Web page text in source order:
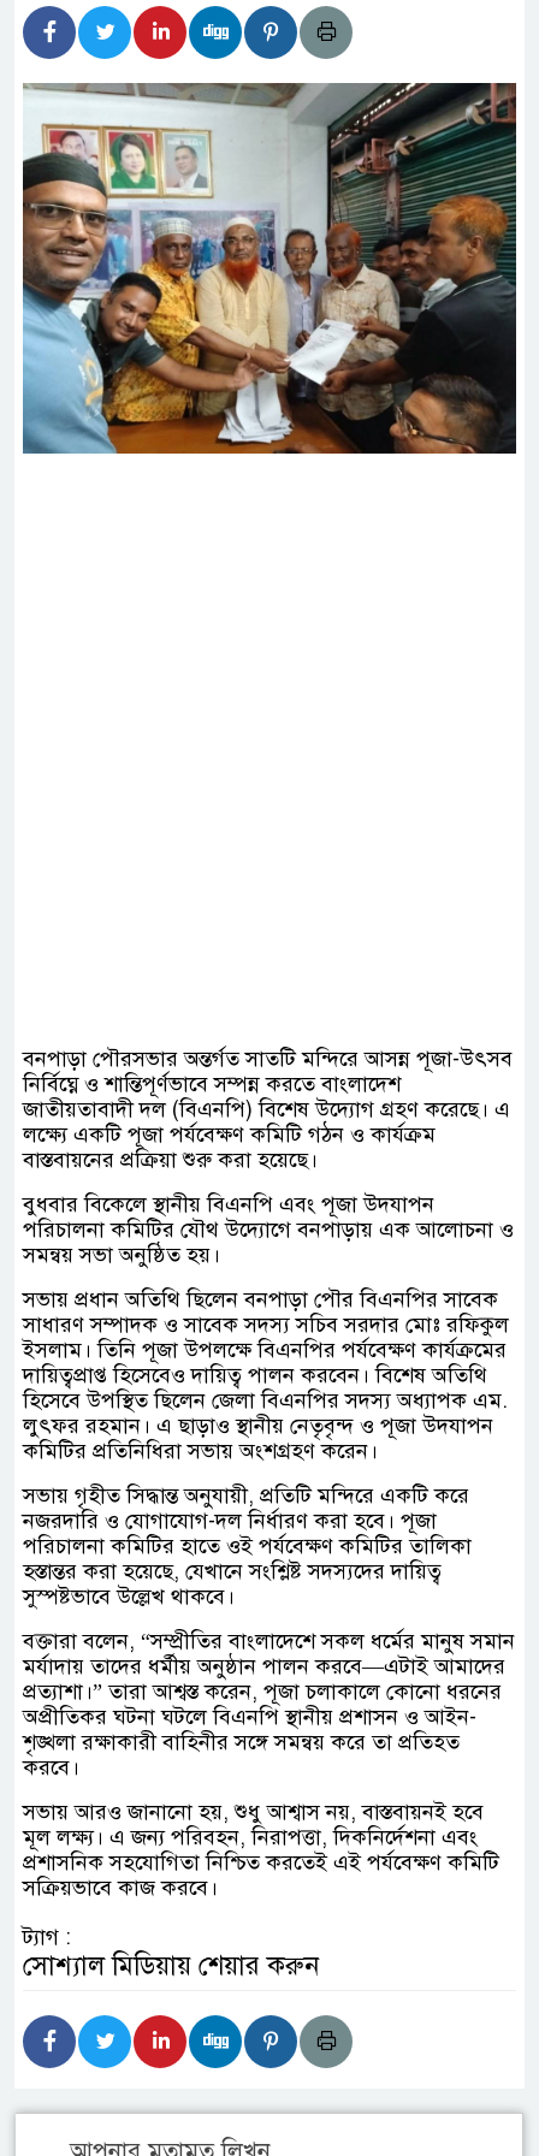
বাড়ীর মোঃ আঃ খালেকের ইন্তেকাল
ব্যবসায়িক অগ্রযাত্রায় নতুন অধ্যায়
স্থিতিশীল সরকার,প্রবাসীদের বিনিয়োগের এখনই
স্থিতিশীল সরকার,প্রবাসীদের বিনিয়োগের এখনই
নিচে গাঁজার ড্রাম, মাদক কারবারি আটক
বাজেট সংশোধনের দাবিতে ফরিদগঞ্জে অহিংস
উঠান বৈঠক
বনপাড়া পৌরসভার অন্তর্গত সাতটি মন্দিরে আসন্ন পূজা-উৎসব
নির্বিঘ্নে ও শান্তিপূর্ণভাবে সম্পন্ন করতে বাংলাদেশ
জাতীয়তাবাদী দল (বিএনপি) বিশেষ উদ্যোগ গ্রহণ করেছে। এ
লক্ষ্যে একটি পূজা পর্যবেক্ষণ কমিটি গঠন ও কার্যক্রম
বাস্তবায়নের প্রক্রিয়া শুরু করা হয়েছে।
বুধবার বিকেলে স্থানীয় বিএনপি এবং পূজা উদযাপন
পরিচালনা কমিটির যৌথ উদ্যোগে বনপাড়ায় এক আলোচনা ও
সমন্বয় সভা অনুষ্ঠিত হয়।
সভায় প্রধান অতিথি ছিলেন বনপাড়া পৌর বিএনপির সাবেক
সাধারণ সম্পাদক ও সাবেক সদস্য সচিব সরদার মোঃ রফিকুল
ইসলাম। তিনি পূজা উপলক্ষে বিএনপির পর্যবেক্ষণ কার্যক্রমের
দায়িত্বপ্রাপ্ত হিসেবেও দায়িত্ব পালন করবেন। বিশেষ অতিথি
হিসেবে উপস্থিত ছিলেন জেলা বিএনপির সদস্য অধ্যাপক এম.
লুৎফর রহমান। এ ছাড়াও স্থানীয় নেতৃবৃন্দ ও পূজা উদযাপন
কমিটির প্রতিনিধিরা সভায় অংশগ্রহণ করেন।
সভায় গৃহীত সিদ্ধান্ত অনুযায়ী, প্রতিটি মন্দিরে একটি করে
নজরদারি ও যোগাযোগ-দল নির্ধারণ করা হবে। পূজা
পরিচালনা কমিটির হাতে ওই পর্যবেক্ষণ কমিটির তালিকা
হস্তান্তর করা হয়েছে, যেখানে সংশ্লিষ্ট সদস্যদের দায়িত্ব
সুস্পষ্টভাবে উল্লেখ থাকবে।
বক্তারা বলেন, “সম্প্রীতির বাংলাদেশে সকল ধর্মের মানুষ সমান
মর্যাদায় তাদের ধর্মীয় অনুষ্ঠান পালন করবে—এটাই আমাদের
প্রত্যাশা।” তারা আশ্বস্ত করেন, পূজা চলাকালে কোনো ধরনের
অপ্রীতিকর ঘটনা ঘটলে বিএনপি স্থানীয় প্রশাসন ও আইন-
শৃঙ্খলা রক্ষাকারী বাহিনীর সঙ্গে সমন্বয় করে তা প্রতিহত
করবে।
সভায় আরও জানানো হয়, শুধু আশ্বাস নয়, বাস্তবায়নই হবে
মূল লক্ষ্য। এ জন্য পরিবহন, নিরাপত্তা, দিকনির্দেশনা এবং
প্রশাসনিক সহযোগিতা নিশ্চিত করতেই এই পর্যবেক্ষণ কমিটি
সক্রিয়ভাবে কাজ করবে।
ট্যাগ :
সোশ্যাল মিডিয়ায় শেয়ার করুন